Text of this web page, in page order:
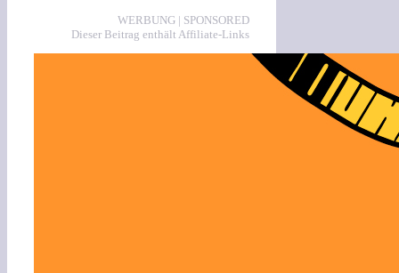
WERBUNG | SPONSORED
Dieser Beitrag enthält Affiliate-Links